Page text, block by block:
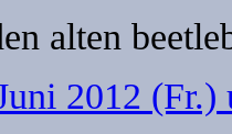
alten
2012 (Fr.)